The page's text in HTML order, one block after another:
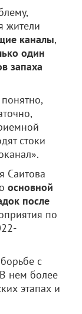
жители
каналы,
один
запаха
стоки
Саитова
основной
после
по
с
нем более
этапах и